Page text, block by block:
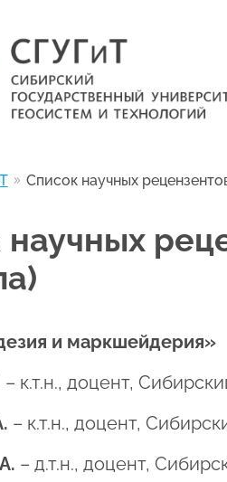
Список научных
и маркшейдерия»
– к.т.н., доцент,
– к.т.н., доцент,
– д.т.н., доцент,